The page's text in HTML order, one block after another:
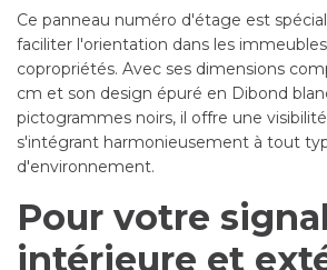
Ce panneau numéro d'étage est
faciliter l'orientation dans les
copropriétés. Avec ses dimensions
cm et son design épuré en Dibond
pictogrammes noirs, il offre une
s'intégrant harmonieusement à tout
d'environnement.
Pour votre
intérieure et